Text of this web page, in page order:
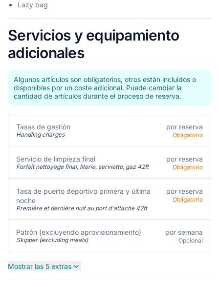
Lazy bag
Servicios y equipamiento
adicionales
Algunos artículos son obligatorios, otros están incluidos o
disponibles por un coste adicional. Puede cambiar la
cantidad de artículos durante el proceso de reserva.
Tasas de gestión
Handling charges
por reserva
Obligatorio
Servicio de limpieza final
Forfait nettoyage final, literie, serviette, gaz 42ft
por reserva
Obligatorio
Tasa de puerto deportivo primera y última
noche
Première et dernière nuit au port d'attache 42ft
por reserva
Obligatorio
Patrón (excluyendo aprovisionamiento)
Skipper (excluding meals)
por semana
Opcional
Mostrar las 5 extras